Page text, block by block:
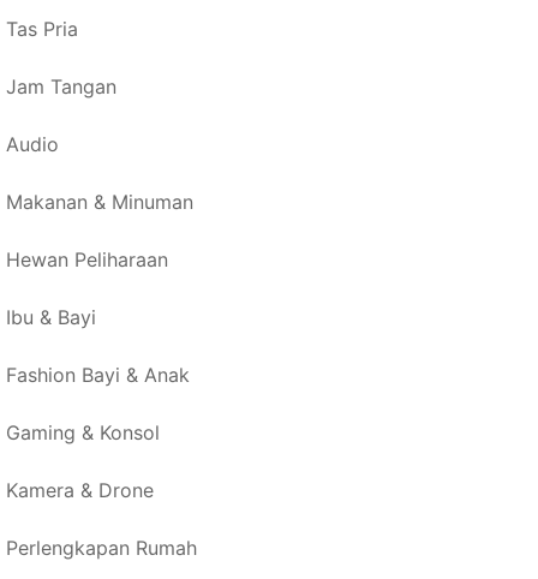
Tas Pria
Jam Tangan
Audio
Makanan & Minuman
Hewan Peliharaan
Ibu & Bayi
Fashion Bayi & Anak
Gaming & Konsol
Kamera & Drone
Perlengkapan Rumah